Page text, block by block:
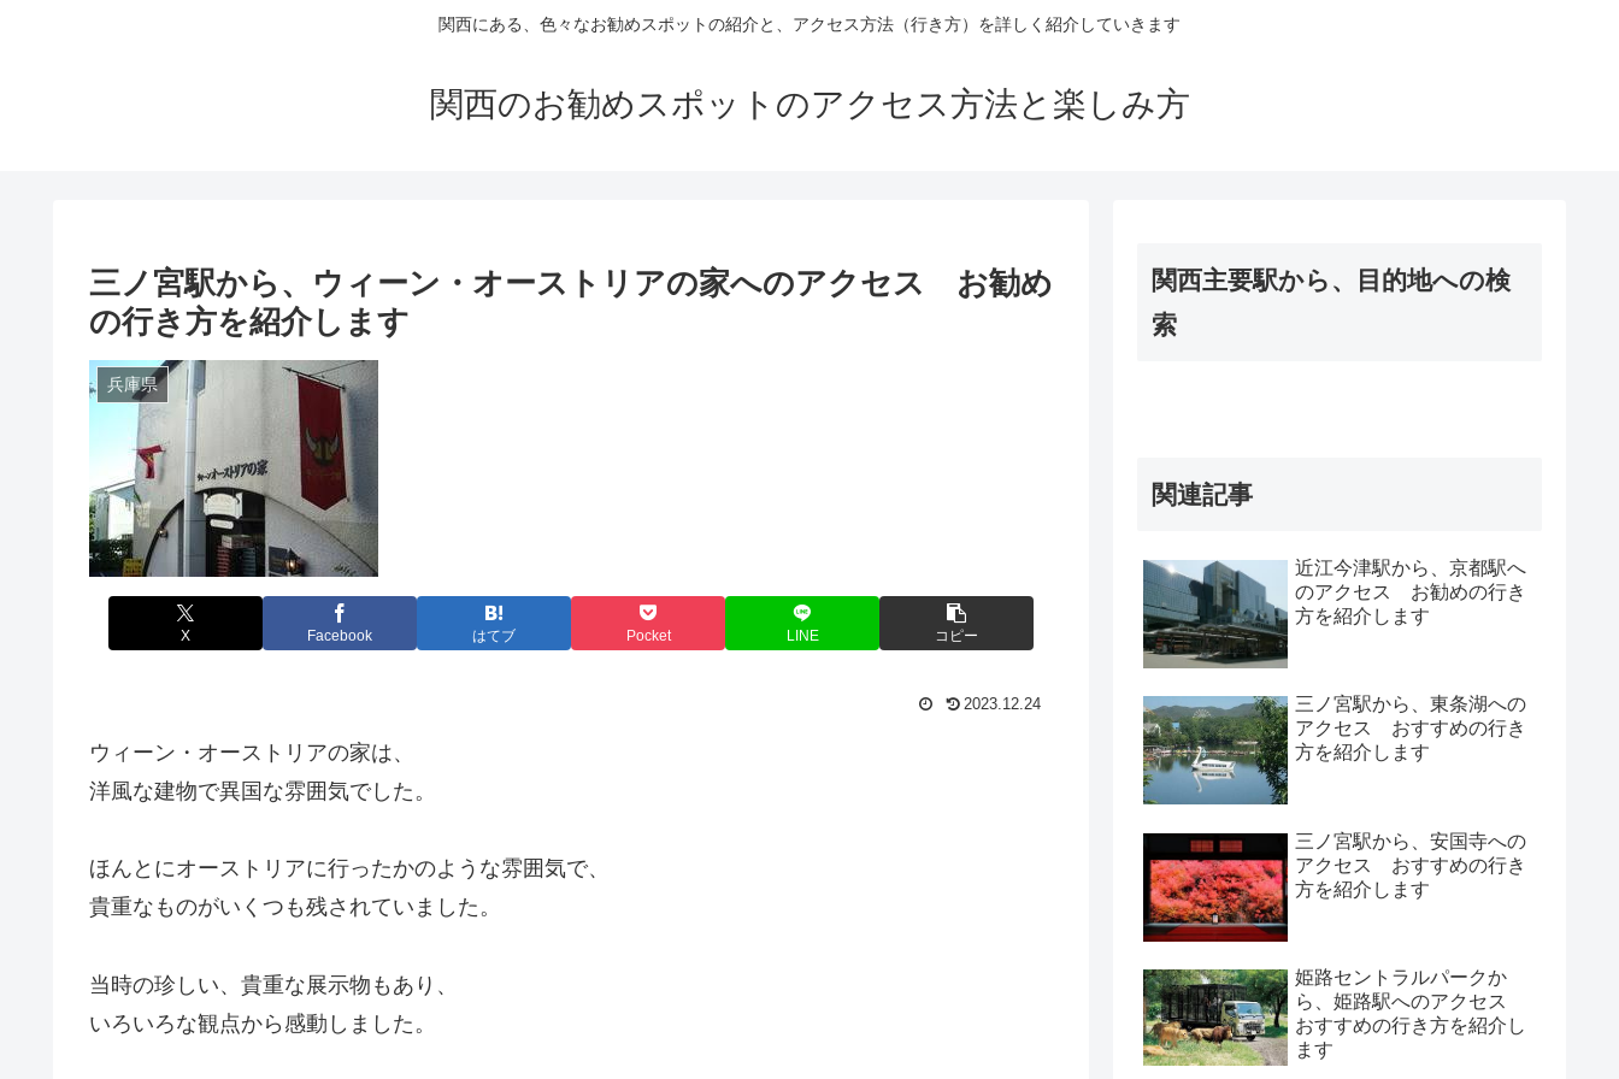
関西にある、色々なお勧めスポットの紹介と、アクセス方法（行き方）を詳しく紹介していきます
関西のお勧めスポットのアクセス方法と楽しみ方
三ノ宮駅から、ウィーン・オーストリアの家へのアクセス お勧め
の行き方を紹介します
兵庫県
X Facebook はてブ Pocket LINE コピー
2023.12.24
ウィーン・オーストリアの家は、
洋風な建物で異国な雰囲気でした。
ほんとにオーストリアに行ったかのような雰囲気で、
貴重なものがいくつも残されていました。
当時の珍しい、貴重な展示物もあり、
いろいろな観点から感動しました。
関西主要駅から、目的地への検
索
関連記事
近江今津駅から、京都駅へ
のアクセス お勧めの行き
方を紹介します
三ノ宮駅から、東条湖への
アクセス おすすめの行き
方を紹介します
三ノ宮駅から、安国寺への
アクセス おすすめの行き
方を紹介します
姫路セントラルパークか
ら、姫路駅へのアクセス
おすすめの行き方を紹介し
ます